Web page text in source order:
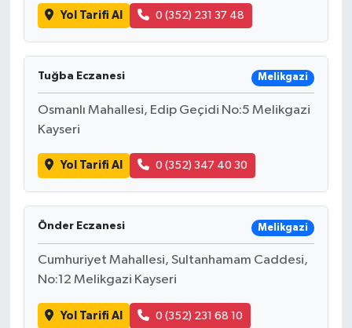
Yol Tarifi Al 0 (352) 231 37 48
Tuğba Eczanesi Melikgazi
Osmanlı Mahallesi, Edip Geçidi No:5 Melikgazi
Kayseri
Yol Tarifi Al 0 (352) 347 40 30
Önder Eczanesi Melikgazi
Cumhuriyet Mahallesi, Sultanhamam Caddesi,
No:12 Melikgazi Kayseri
Yol Tarifi Al 0 (352) 231 68 10